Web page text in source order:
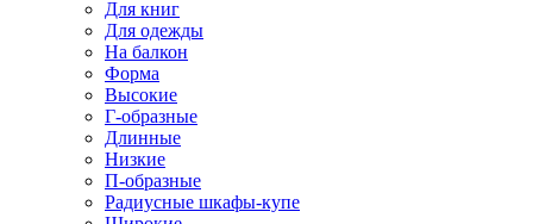
Для книг
Для одежды
На балкон
Форма
Высокие
Г-образные
Длинные
Низкие
П-образные
Радиусные шкафы-купе